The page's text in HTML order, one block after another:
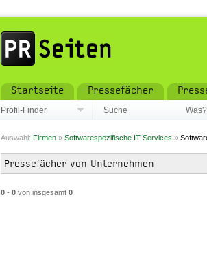
Startseite Pressefächer
Profil-Finder Suche Was?
Auswahl: Firmen » Softwarespezifische IT-Services »
Pressefächer von Unternehmen
0 - 0 von insgesamt 0